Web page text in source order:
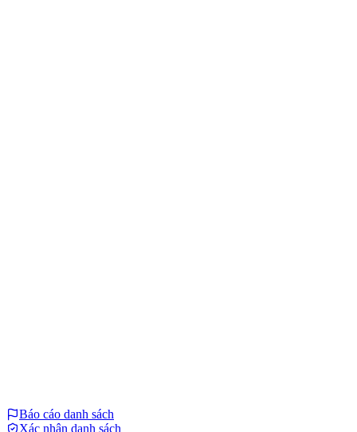
Báo cáo danh sách
Xác nhận danh sách